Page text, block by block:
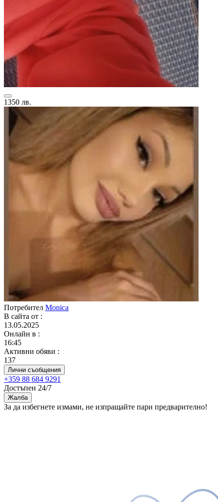
1350 лв.
Потребител Monica
В сайта от :
13.05.2025
Онлайн в :
16:45
Активни обяви :
137
Лични съобщения
+359 88 684 9291
Достъпен 24/7
Жалба
За да избегнете измами, не изпращайте пари предварително!